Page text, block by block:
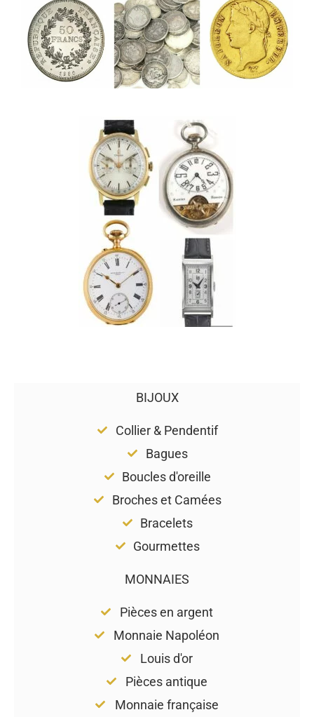
BIJOUX
Collier & Pendentif
Bagues
Boucles d'oreille
Broches et Camées
Bracelets
Gourmettes
MONNAIES
Pièces en argent
Monnaie Napoléon
Louis d'or
Pièces antique
Monnaie française